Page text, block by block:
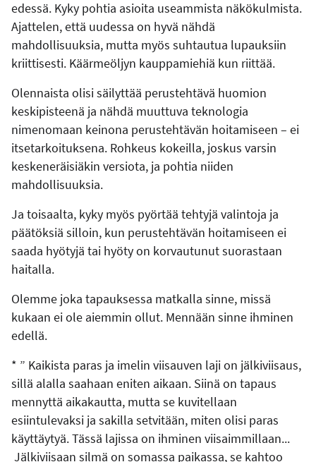
edessä. Kyky pohtia asioita useammista näkökulmista.
Ajattelen, että uudessa on hyvä nähdä
mahdollisuuksia, mutta myös suhtautua lupauksiin
kriittisesti. Käärmeöljyn kauppamiehiä kun riittää.
Olennaista olisi säilyttää perustehtävä huomion
keskipisteenä ja nähdä muuttuva teknologia
nimenomaan keinona perustehtävän hoitamiseen – ei
itsetarkoituksena. Rohkeus kokeilla, joskus varsin
keskeneräisiäkin versiota, ja pohtia niiden
mahdollisuuksia.
Ja toisaalta, kyky myös pyörtää tehtyjä valintoja ja
päätöksiä silloin, kun perustehtävän hoitamiseen ei
saada hyötyjä tai hyöty on korvautunut suorastaan
haitalla.
Olemme joka tapauksessa matkalla sinne, missä
kukaan ei ole aiemmin ollut. Mennään sinne ihminen
edellä.
* ” Kaikista paras ja imelin viisauven laji on jälkiviisaus,
sillä alalla saahaan eniten aikaan. Siinä on tapaus
mennyttä aikakautta, mutta se kuvitellaan
esiintulevaksi ja sakilla setvitään, miten olisi paras
käyttäytyä. Tässä lajissa on ihminen viisaimmillaan...
Jälkiviisaan silmä on somassa paikassa, se kahtoo